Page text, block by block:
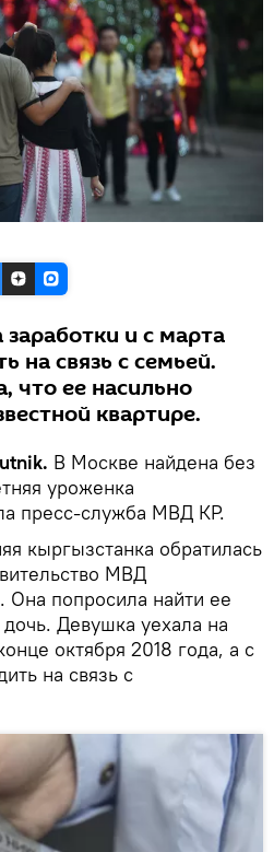
и с марта
на связь с семьей.
что ее насильно
квартире.
В Москве найдена без
уроженка
пресс-служба МВД КР.
кыргызстанка обратилась
МВД
Она попросила найти ее
Девушка уехала на
октября 2018 года, а с
на связь с